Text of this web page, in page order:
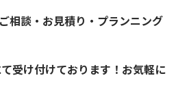
ご相談・お見積り・プランニング
受け付けております！お気軽に